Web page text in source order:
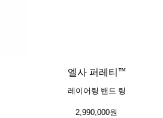
엘사 퍼레티™
레이어링 밴드 링
2,990,000원